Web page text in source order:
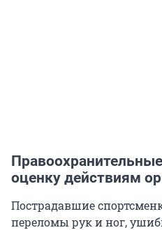
оценку действиям
Пострадавшие
переломы рук и ног,